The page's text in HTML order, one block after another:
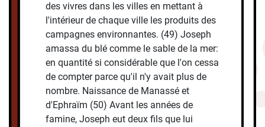
des vivres dans les villes en mettant à
l'intérieur de chaque ville les produits des
campagnes environnantes. (49) Joseph
amassa du blé comme le sable de la mer:
en quantité si considérable que l'on cessa
de compter parce qu'il n'y avait plus de
nombre. Naissance de Manassé et
d'Ephraïm (50) Avant les années de
famine, Joseph eut deux fils que lui